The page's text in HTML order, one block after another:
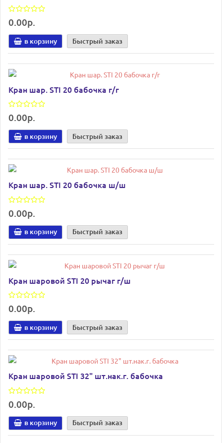
0.00р.
в корзину Быстрый заказ
Кран шар. STI 20 бабочка г/г
0.00р.
в корзину Быстрый заказ
Кран шар. STI 20 бабочка ш/ш
0.00р.
в корзину Быстрый заказ
Кран шаровой STI 20 рычаг г/ш
0.00р.
в корзину Быстрый заказ
Кран шаровой STI 32" шт.нак.г. бабочка
0.00р.
в корзину Быстрый заказ